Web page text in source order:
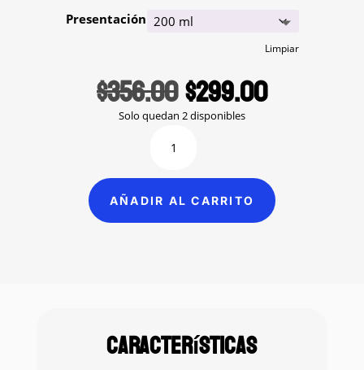
$299.00
through
$391.00
Presentación
Limpiar
$356.00Original
price
was:
$299.00Current
price
Solo quedan 2 disponibles
enjuague
clorhexidina
Lacer
AÑADIR AL CARRITO
Características